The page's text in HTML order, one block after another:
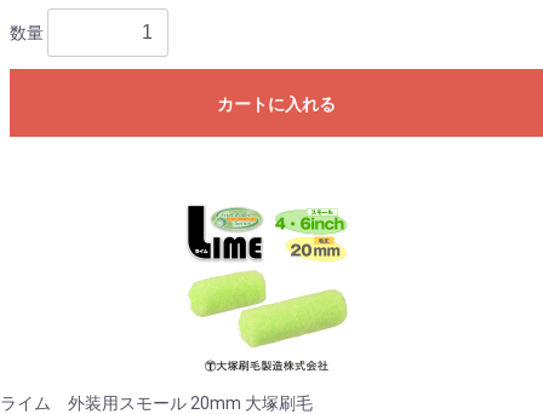
数量
カートに入れる
ライム 外装用スモール 20mm 大塚刷毛